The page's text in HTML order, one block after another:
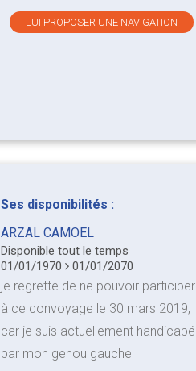
LUI PROPOSER UNE NAVIGATION
Ses disponibilités :
ARZAL CAMOEL
Disponible tout le temps
01/01/1970 01/01/2070
je regrette de ne pouvoir participer
à ce convoyage le 30 mars 2019,
car je suis actuellement handicapé
par mon genou gauche